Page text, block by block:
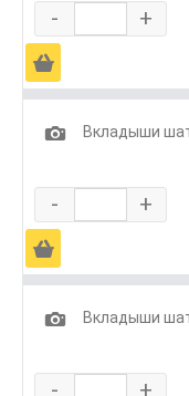
- +
Ä
1
Вкладыши
- +
Ä
1
Вкладыши
- +